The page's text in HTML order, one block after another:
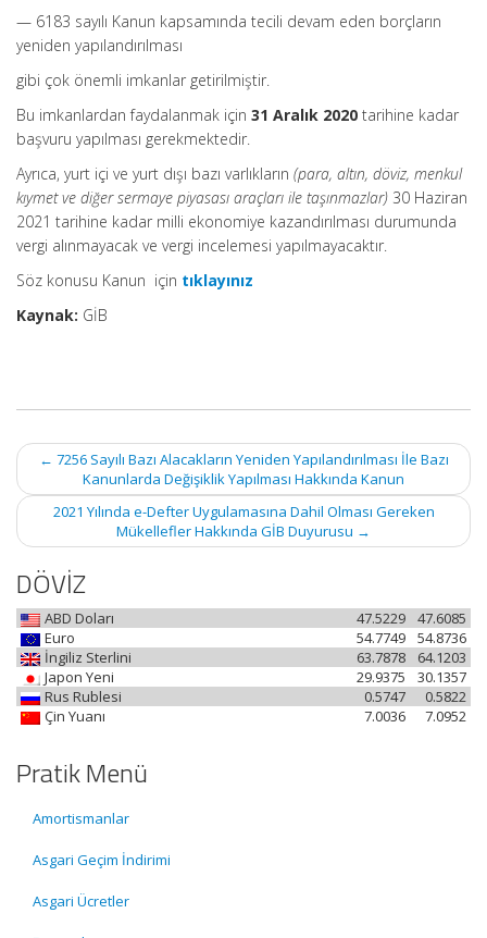
— 6183 sayılı Kanun kapsamında tecili devam eden borçların
yeniden yapılandırılması
gibi çok önemli imkanlar getirilmiştir.
Bu imkanlardan faydalanmak için 31 Aralık 2020 tarihine kadar
başvuru yapılması gerekmektedir.
Ayrıca, yurt içi ve yurt dışı bazı varlıkların (para, altın, döviz, menkul
kıymet ve diğer sermaye piyasası araçları ile taşınmazlar) 30 Haziran
2021 tarihine kadar milli ekonomiye kazandırılması durumunda
vergi alınmayacak ve vergi incelemesi yapılmayacaktır.
Söz konusu Kanun için tıklayınız
Kaynak: GİB
Post
navigation
← 7256 Sayılı Bazı Alacakların Yeniden Yapılandırılması İle Bazı
Kanunlarda Değişiklik Yapılması Hakkında Kanun
2021 Yılında e-Defter Uygulamasına Dahil Olması Gereken
Mükellefler Hakkında GİB Duyurusu →
DÖVİZ
ABD Doları 47.6085
47.5229
Euro
54.8736
54.7749
İngiliz Sterlini
64.1203
63.7878
Japon Yeni
30.1357
29.9375
Rus Rublesi
0.5822
0.5747
Çin Yuanı
7.0952
7.0036
Pratik Menü
Amortismanlar
Asgari Geçim İndirimi
Asgari Ücretler